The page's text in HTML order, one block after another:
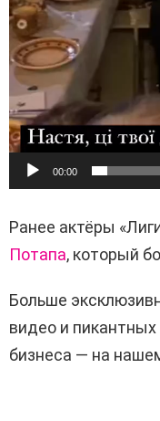
00:00
Ранее актёры
Потапа, который
Больше
видео и
бизнеса — на